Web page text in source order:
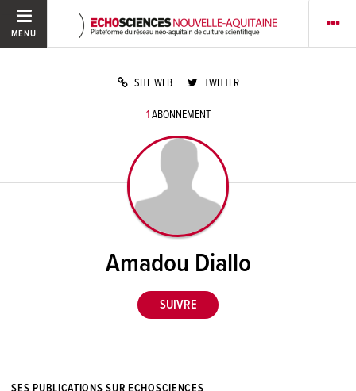
MENU
SITE WEB | TWITTER
1ABONNEMENT
Amadou Diallo